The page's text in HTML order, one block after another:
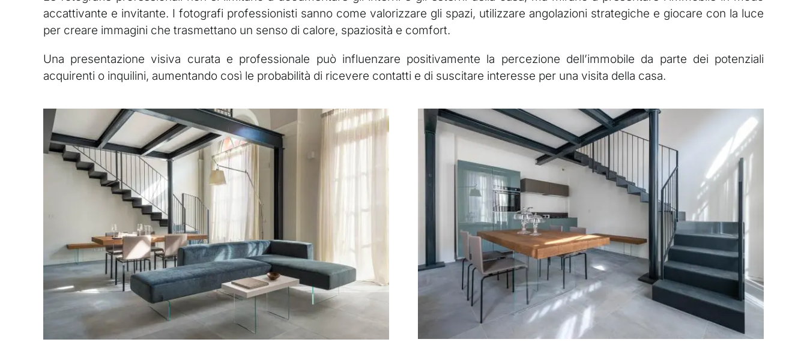
accattivante e invitante. I fotografi professionisti sanno come valorizzare gli spazi, utilizzare angolazioni strategiche e giocare con la luce
per creare immagini che trasmettano un senso di calore, spaziosità e comfort.
Una presentazione visiva curata e professionale può influenzare positivamente la percezione dell’immobile da parte dei potenziali
acquirenti o inquilini, aumentando così le probabilità di ricevere contatti e di suscitare interesse per una visita della casa.